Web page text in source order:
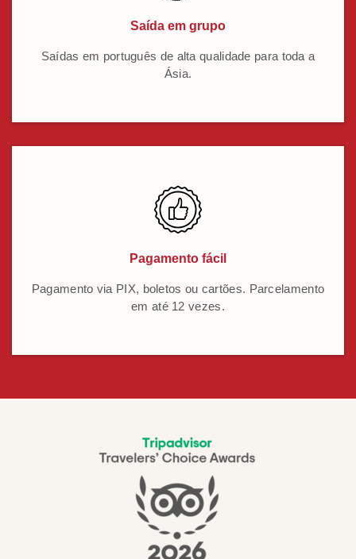
Saída em grupo
Saídas em português de alta qualidade para toda a
Ásia.
Pagamento fácil
Pagamento via PIX, boletos ou cartões. Parcelamento
em até 12 vezes.